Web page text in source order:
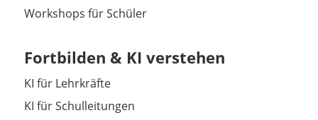
Workshops für Schüler
Fortbilden & KI verstehen
KI für Lehrkräfte
KI für Schulleitungen